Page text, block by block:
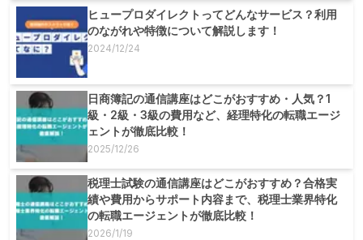
ヒュープロダイレクトってどんなサービス？利用
のながれや特徴について解説します！
2024/12/24
日商簿記の通信講座はどこがおすすめ・人気？1
級・2級・3級の費用など、経理特化の転職エージ
ェントが徹底比較！
2025/12/26
税理士試験の通信講座はどこがおすすめ？合格実
績や費用からサポート内容まで、税理士業界特化
の転職エージェントが徹底比較！
2026/1/19